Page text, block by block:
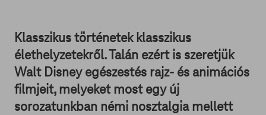
Klasszikus történetek klasszikus
élethelyzetekről. Talán ezért is szeretjük
Walt Disney egészestés rajz- és animációs
filmjeit, melyeket most egy új
sorozatunkban némi nosztalgia mellett